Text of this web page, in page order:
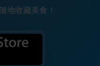
地收藏美食！